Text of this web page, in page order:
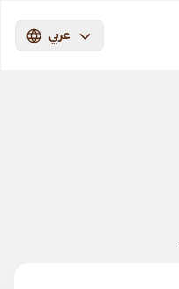
عربي